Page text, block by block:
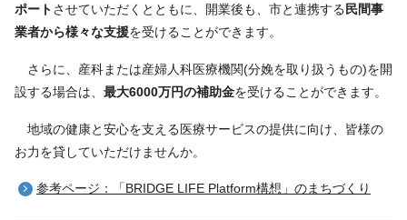
ポートさせていただくとともに、開業後も、市と連携する 民間事
業者から様々な支援を受けることができます。
さらに、産科または産婦人科医療機関(分娩を取り扱うもの)を開
設する場合は、 最大6000万円の補助金を受けることができます。
地域の健康と安心を支える医療サービスの提供に向け、皆様の
お力を貸していただけませんか。
参考ページ：「BRIDGE LIFE Platform構想」のまちづくり